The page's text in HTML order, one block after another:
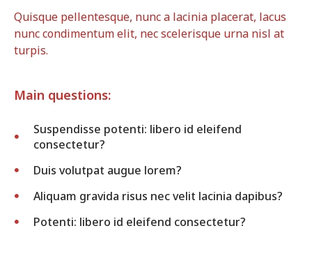
Quisque pellentesque, nunc a lacinia placerat, lacus
nunc condimentum elit, nec scelerisque urna nisl at
turpis.
Main questions:
Suspendisse potenti: libero id eleifend
consectetur?
Duis volutpat augue lorem?
Aliquam gravida risus nec velit lacinia dapibus?
Potenti: libero id eleifend consectetur?